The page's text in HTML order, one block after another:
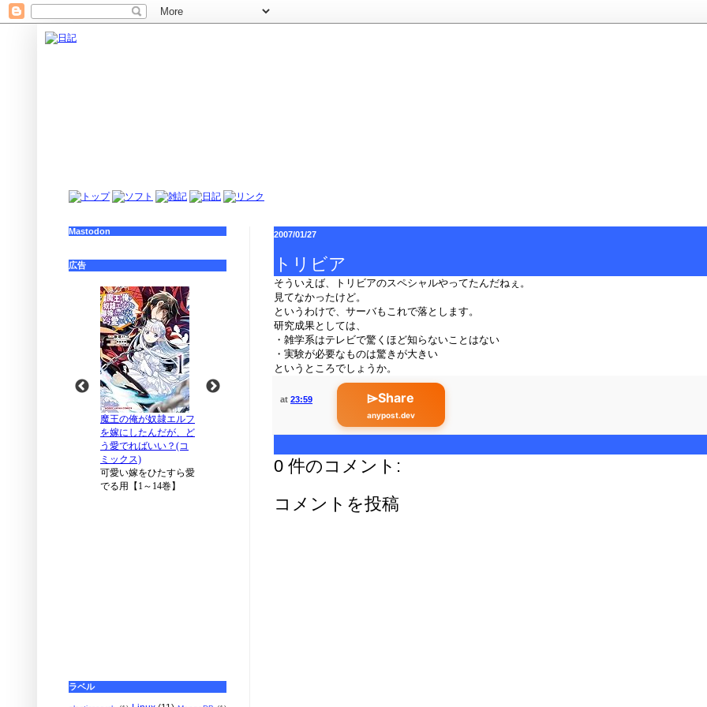
2007/01/27
トリビア
そういえば、トリビアのスペシャルやってたんだねぇ。
見てなかったけど。
というわけで、サーバもこれで落とします。
研究成果としては、
・雑学系はテレビで驚くほど知らないことはない
・実験が必要なものは驚きが大きい
というところでしょうか。
at 23:59 ⌲Share
anypost.dev
0 件のコメント:
コメントを投稿
Mastodon
広告
ラベル